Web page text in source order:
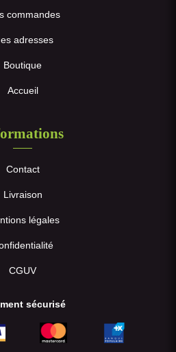
commandes
adresses
Boutique
Accueil
Contact
Livraison
légales
CGUV
sécurisé